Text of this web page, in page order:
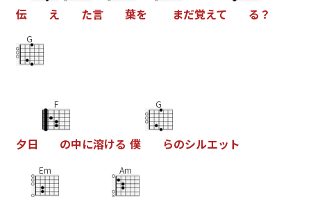
伝 え た言 葉を まだ覚えて る ？
G
夕日
F
の中に溶ける 僕
G
らのシルエッ ト
Em Am